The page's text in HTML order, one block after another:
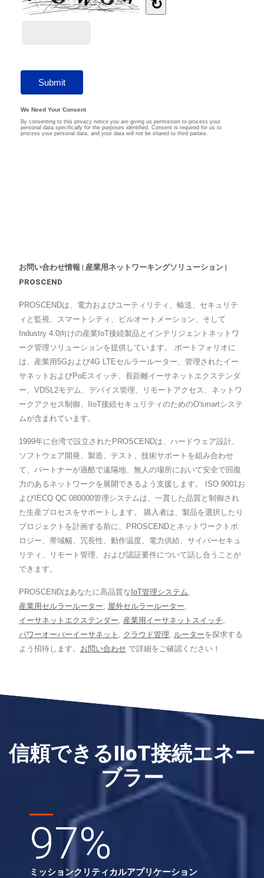
お問い合わせ情報 | 産業用ネットワーキングソリューション |
PROSCEND
PROSCENDは、電力およびユーティリティ、輸送、セキュリテ
ィと監視、スマートシティ、ビルオートメーション、そして
Industry 4.0向けの産業IoT接続製品とインテリジェントネットワ
ーク管理ソリューションを提供しています。 ポートフォリオに
は、産業用5Gおよび4G LTEセルラールーター、管理されたイー
サネットおよびPoEスイッチ、長距離イーサネットエクステンダ
ー、VDSL2モデム、デバイス管理、リモートアクセス、ネットワ
ークアクセス制御、IIoT接続セキュリティのためのO'smartシステ
ムが含まれています。
1999年に台湾で設立されたPROSCENDは、ハードウェア設計、
ソフトウェア開発、製造、テスト、技術サポートを組み合わせ
て、パートナーが過酷で遠隔地、無人の場所において安全で回復
力のあるネットワークを展開できるよう支援します。 ISO 9001お
よびIECQ QC 080000管理システムは、一貫した品質と制御され
た生産プロセスをサポートします。 購入者は、製品を選択したり
プロジェクトを計画する前に、PROSCENDとネットワークトポ
ロジー、帯域幅、冗長性、動作温度、電力供給、サイバーセキュ
リティ、リモート管理、および認証要件について話し合うことが
できます。
PROSCENDはあなたに高品質な IoT管理システム,
産業用セルラールーター, 屋外セルラールーター,
イーサネットエクステンダー, 産業用イーサネットスイッチ,
パワーオーバーイーサネット , クラウド管理, ルーターを探求する
よう招待します。 お問い合わせ で詳細をご確認ください！
信頼できるIIoT接続エネー
ブラー
97%
ミッションクリティカルアプリケーション